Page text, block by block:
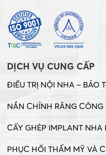
DỊCH VỤ CUNG CẤP
ĐIỀU TRỊ NỘI NHA – BẢO
NẮN CHỈNH RĂNG CÔNG
CẤY GHÉP IMPLANT NHA
PHỤC HỒI THẨM MỸ VÀ